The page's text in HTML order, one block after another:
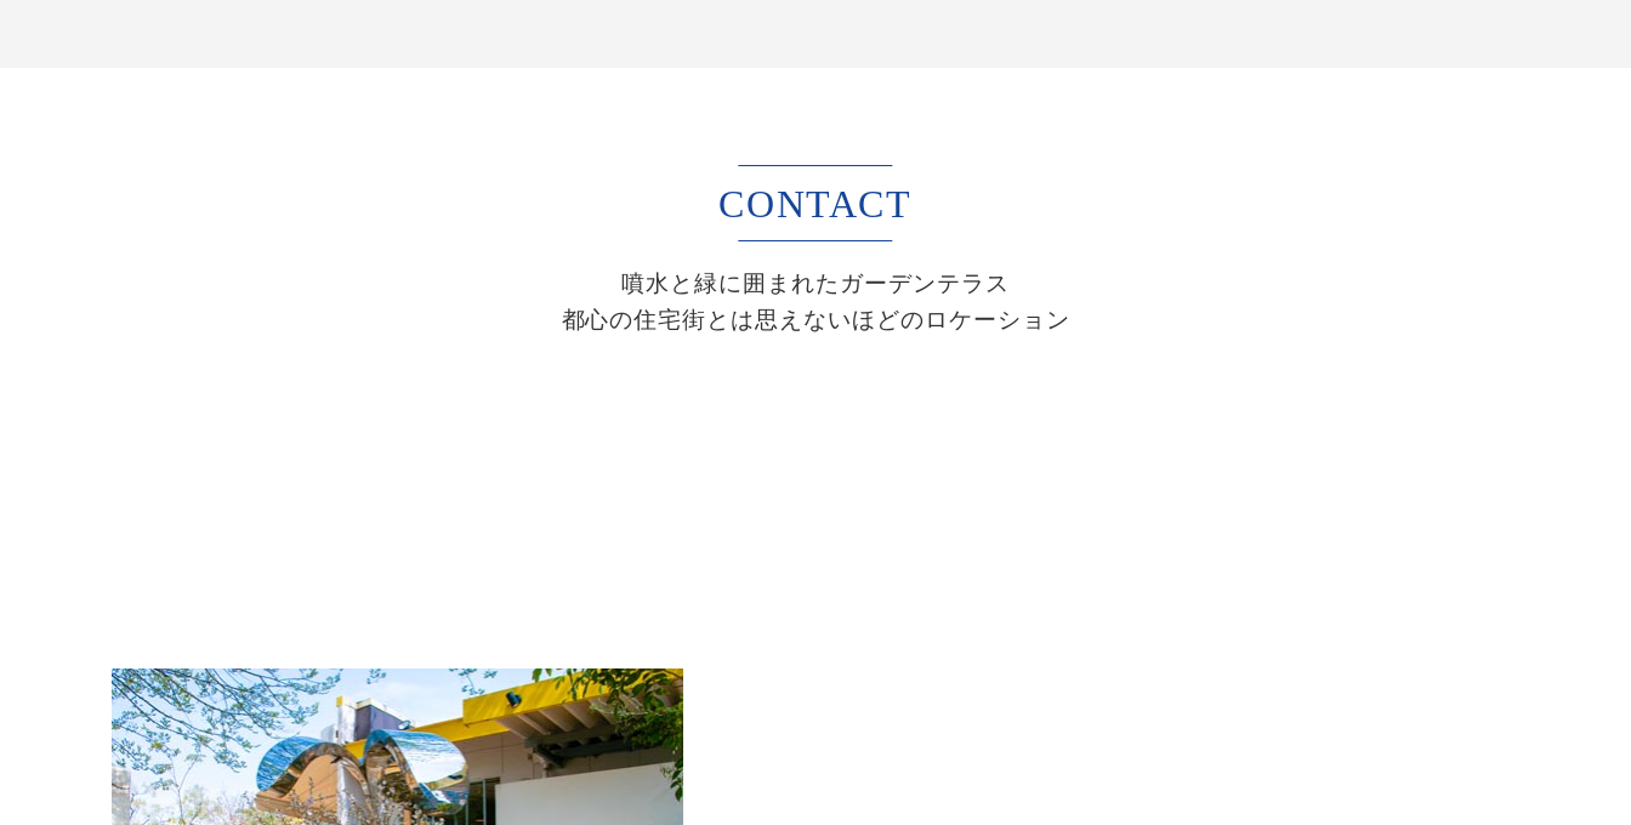
CONTACT
噴水と緑に囲まれたガーデンテラス
都心の住宅街とは思えないほどのロケーション